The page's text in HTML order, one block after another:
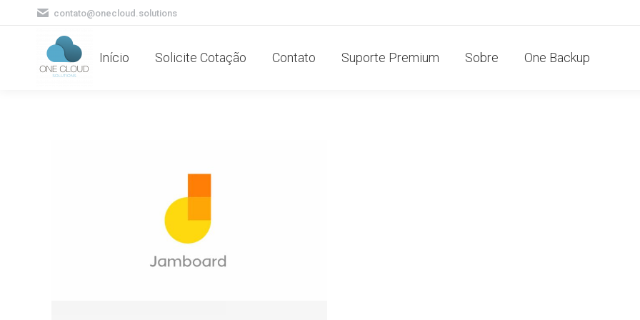
contato@onecloud.solutions
Início Solicite Cotação Contato Suporte Premium Sobre One Backup